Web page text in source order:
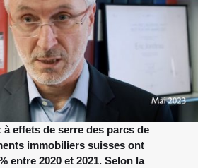
effets de serre des parcs de
immobiliers suisses ont
entre 2020 et 2021. Selon la